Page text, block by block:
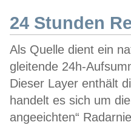
24 Stunden
Als Quelle dient ein
gleitende 24h-
Dieser Layer enthält
handelt es sich um
angeeichten“